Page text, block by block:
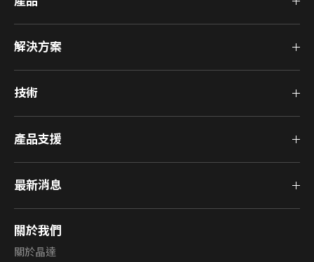
解決方案
技術
產品支援
最新消息
關於我們
關於晶達